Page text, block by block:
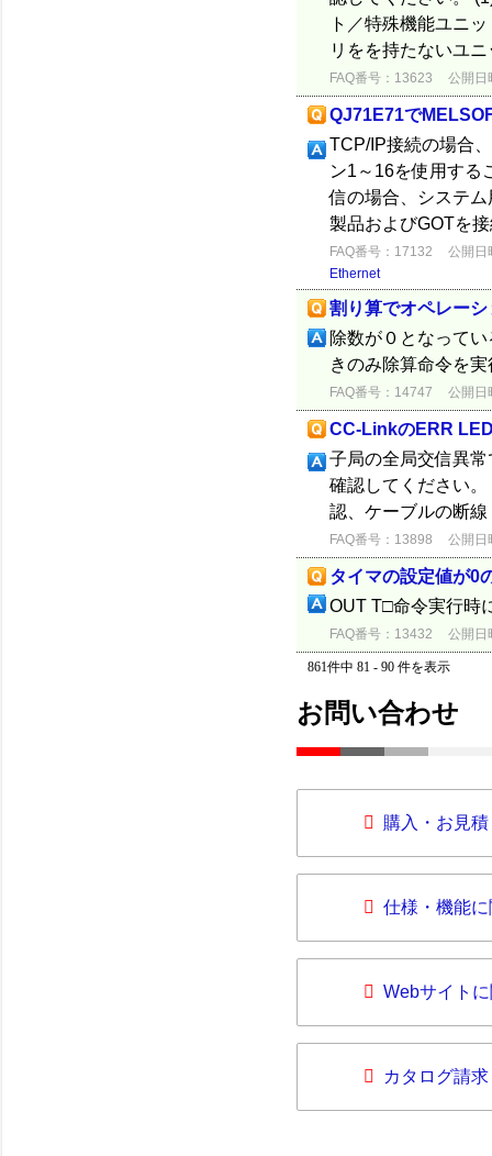
ト／特殊機能ユニ
リをを持たないユ
FAQ番号：13623 公開日
QJ71E71で
TCP/IP接続の場合
ン1～16を使用する
信の場合、システ
製品およびGOTを
FAQ番号：17132
公開日
Ethernet
割り算でオペレー
除数が０となって
きのみ除算命令を
FAQ番号：14747 公開日
CC-LinkのERR
子局の全局交信異
確認してください
認、ケーブルの断
FAQ番号：13898 公開日
タイマの設定値が0
OUT T□命令実行時
FAQ番号：13432 公開日
861件中 81 - 90 件を表示
お問い合わせ
購入・お見
仕様・機能
Webサイト
カタログ請求